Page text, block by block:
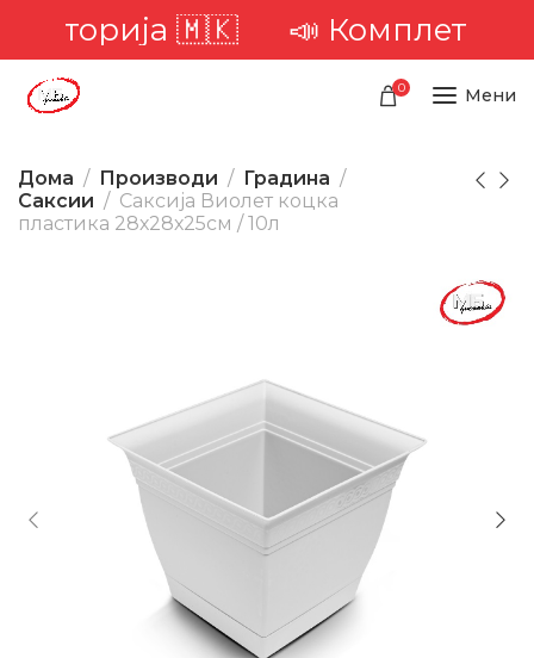
🇲🇰 📣 Комплетна
0 Мени
Дома Производи
Градина
Саксии
Саксија Виолет коцка
пластика 28х28х25см / 10л